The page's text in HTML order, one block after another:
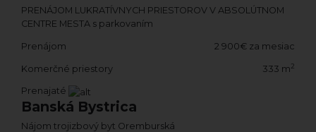
PRENÁJOM LUKRATÍVNYCH PRIESTOROV V ABSOLÚTNOM
CENTRE MESTA s parkovaním
Prenájom 2 900€ za mesiac
Komerčné priestory 333 m2
Prenajaté
Banská Bystrica
Nájom trojizbový byt Oremburská